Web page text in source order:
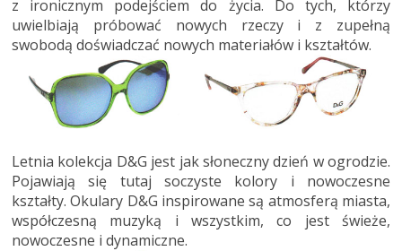
z ironicznym podejściem do życia. Do tych, którzy
uwielbiają próbować nowych rzeczy i z zupełną
swobodą doświadczać nowych materiałów i kształtów.
Letnia kolekcja D&G jest jak słoneczny dzień w ogrodzie.
Pojawiają się tutaj soczyste kolory i nowoczesne
kształty. Okulary D&G inspirowane są atmosferą miasta,
współczesną muzyką i wszystkim, co jest świeże,
nowoczesne i dynamiczne.